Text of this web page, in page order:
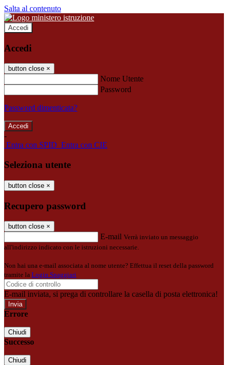
Salta al contenuto
Accedi
Accedi
button close ×
Nome Utente
Password
Password dimenticata?
-
Entra con SPID Entra con CIE
Seleziona utente
button close ×
Recupero password
button close ×
E-mail Verrà inviato un messaggio
all'indirizzo indicato con le istruzioni necessarie.
Non hai una e-mail associata al nome utente? Effettua il reset della password
tramite la Login Spaggiari
E-mail inviata, si prega di controllare la casella di posta elettronica!
Errore
Chiudi
Successo
Chiudi